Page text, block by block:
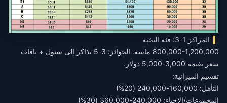
المراكز 1-3: فئة النخبة
800,000-1,200,000 ماسة. الجوائز: 3-5 تذاكر إلى سيول + باقات
سفر بقيمة 3,000-5,000 دولار.
تقسيم الميزانية:
التأهل: 160,000-240,000 (20%)
المجموعات/الإحياء: 240,000-360,000 (30%)